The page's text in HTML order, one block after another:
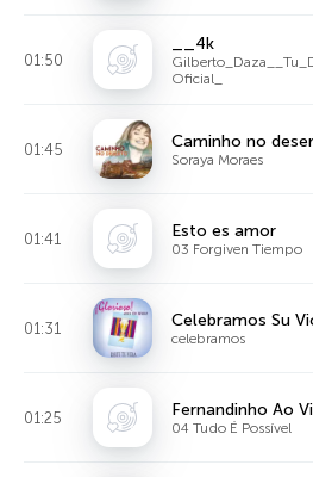
01:50
__4k
Oficial_
01:45 Caminho no
Soraya Moraes
01:41 Esto es amor
03 Forgiven Tiempo
01:31 Celebramos Su
celebramos
01:25 Fernandinho Ao
04 Tudo É Possível